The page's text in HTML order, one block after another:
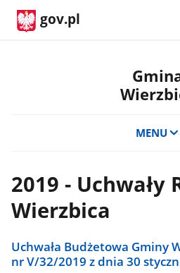
gov.pl
MENU
2019 - Uchwały
Wierzbica
Uchwała Budżetowa Gminy
nr V/32/2019 z dnia 30